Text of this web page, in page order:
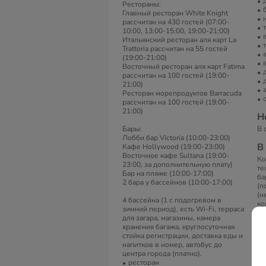
Рестораны:
Главный ресторан White Knight
рассчитан на 430 гостей (07:00-
10:00, 13:00-15:00, 19:00-21:00)
Итальянский ресторан аля карт La
Trattoria рассчитан на 55 гостей
(19:00-21:00)
Восточный ресторан аля карт Fatima
рассчитан на 100 гостей (19:00-
21:00)
Ресторан морепродуктов Barracuda
рассчитан на 100 гостей (19:00-
21:00)
Бары:
Лобби бар Victoria (10:00-23:00)
Кафе Hollywood (19:00-23:00)
Восточное кафе Sultana (19:00-
23:00, за дополнительную плату)
Бар на пляже (10:00-17:00)
2 бара у бассейнов (10:00-17:00)
4 бассейна (1 с подогревом в
зимний период), есть Wi-Fi, терраса
для загара, магазины, камера
хранения багажа, круглосуточная
стойка регистрации, доставка еды и
напитков в номер, автобус до
центра города (платно).
ресторан
В
В